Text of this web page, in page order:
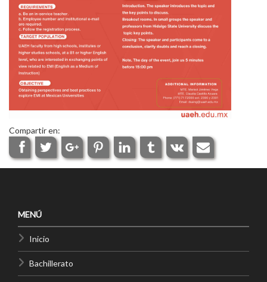
Compartir en:
MENÚ
Inicio
Bachillerato